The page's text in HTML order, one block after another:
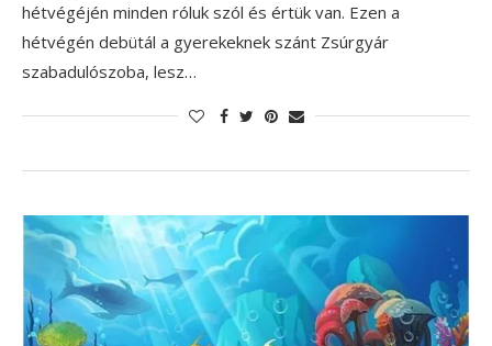
hétvégéjén minden róluk szól és értük van. Ezen a
hétvégén debütál a gyerekeknek szánt Zsúrgyár
szabadulószoba, lesz…